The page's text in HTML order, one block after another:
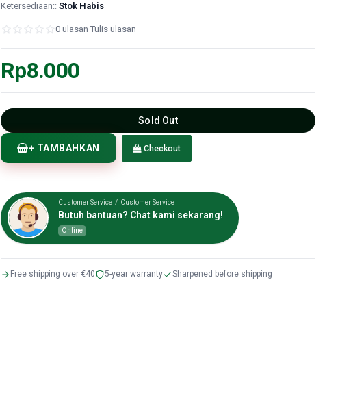
Ketersediaan:: Stok Habis
0 ulasan Tulis ulasan
Rp8.000
Sold Out
+ TAMBAHKAN Checkout
Customer Service / Customer Service
Butuh bantuan? Chat kami sekarang!
Online
Free shipping over €40 5-year warranty Sharpened before shipping